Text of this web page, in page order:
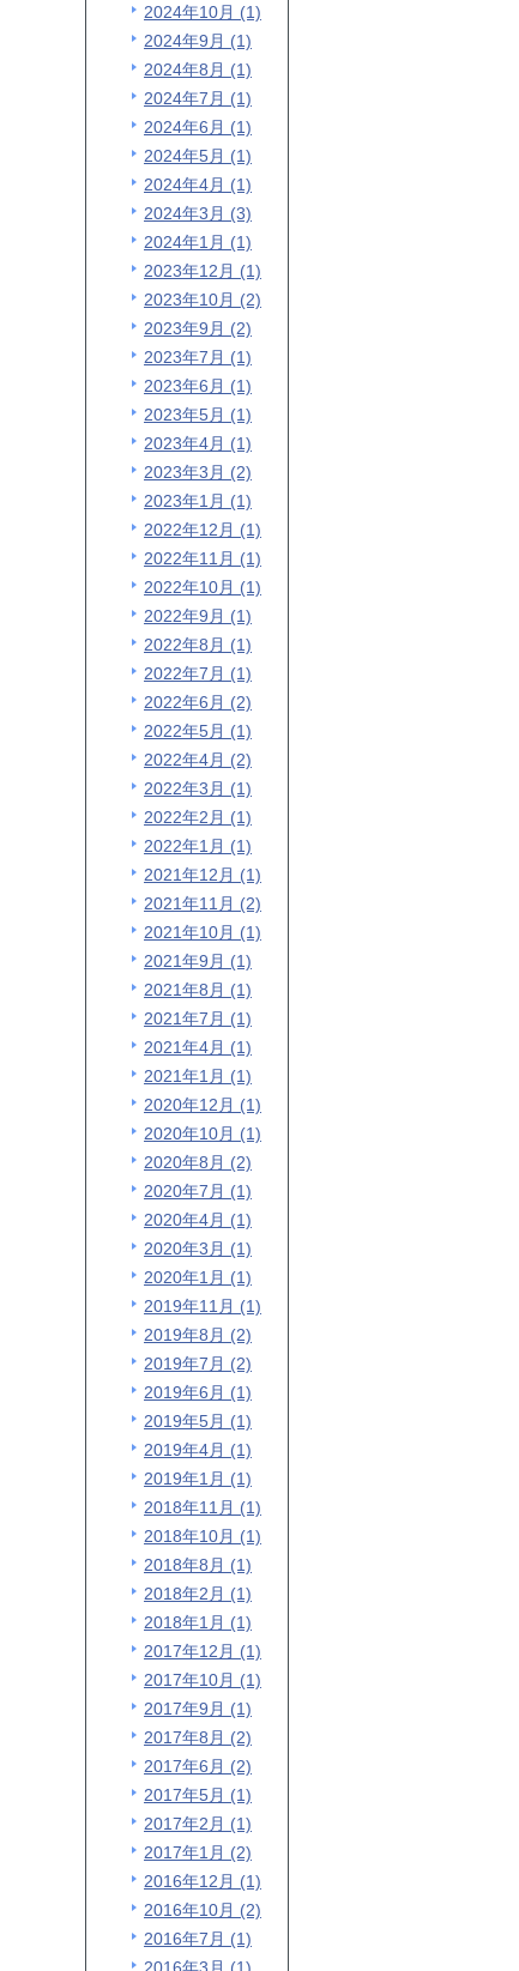
2024年10月 (1)
2024年9月 (1)
2024年8月 (1)
2024年7月 (1)
2024年6月 (1)
2024年5月 (1)
2024年4月 (1)
2024年3月 (3)
2024年1月 (1)
2023年12月 (1)
2023年10月 (2)
2023年9月 (2)
2023年7月 (1)
2023年6月 (1)
2023年5月 (1)
2023年4月 (1)
2023年3月 (2)
2023年1月 (1)
2022年12月 (1)
2022年11月 (1)
2022年10月 (1)
2022年9月 (1)
2022年8月 (1)
2022年7月 (1)
2022年6月 (2)
2022年5月 (1)
2022年4月 (2)
2022年3月 (1)
2022年2月 (1)
2022年1月 (1)
2021年12月 (1)
2021年11月 (2)
2021年10月 (1)
2021年9月 (1)
2021年8月 (1)
2021年7月 (1)
2021年4月 (1)
2021年1月 (1)
2020年12月 (1)
2020年10月 (1)
2020年8月 (2)
2020年7月 (1)
2020年4月 (1)
2020年3月 (1)
2020年1月 (1)
2019年11月 (1)
2019年8月 (2)
2019年7月 (2)
2019年6月 (1)
2019年5月 (1)
2019年4月 (1)
2019年1月 (1)
2018年11月 (1)
2018年10月 (1)
2018年8月 (1)
2018年2月 (1)
2018年1月 (1)
2017年12月 (1)
2017年10月 (1)
2017年9月 (1)
2017年8月 (2)
2017年6月 (2)
2017年5月 (1)
2017年2月 (1)
2017年1月 (2)
2016年12月 (1)
2016年10月 (2)
2016年7月 (1)
2016年3月 (1)